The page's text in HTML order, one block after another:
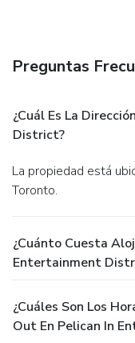
Preguntas
¿Cuál Es La
District?
La propiedad está ubicada en 85 Queen's Wharf Road en
Toronto.
¿Cuánto Cuesta
Entertainment
¿Cuáles Son Los
Out En Pelican In